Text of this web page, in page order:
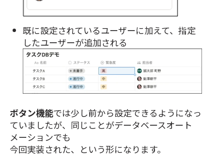
既に設定されているユーザーに加えて、指定
したユーザーが追加される
ボタン機能では少し前から設定できるようになっ
ていましたが、同じことがデータベースオート
メーションでも
今回実装された、という形になります。